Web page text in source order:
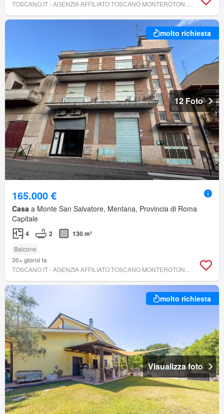
molto richiesta
12 Foto
165.000 €
Casa a Monte San Salvatore, Mentana, Provincia di Roma
Capitale
4 2 130 m²
Balcone
30+ giorni fa
molto richiesta
Visualizza foto